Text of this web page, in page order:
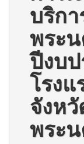
บริก
พระ
ปีงบ
โรงแ
จังห
พระ